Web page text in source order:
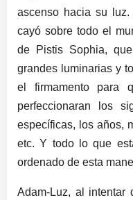
ascenso hacia su
cayó sobre todo el
de Pistis Sophia,
grandes luminarias y
el firmamento para
perfeccionaran los
específicas, los años,
etc. Y todo lo que
ordenado de esta
Adam-Luz, al intentar